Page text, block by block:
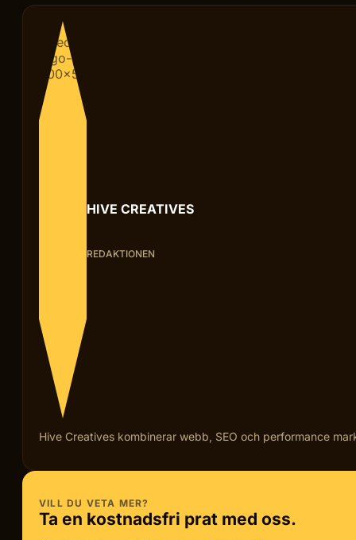
HIVE CREATIVES
REDAKTIONEN
Hive Creatives kombinerar webb, SEO och performance
VILL DU VETA MER?
Ta en kostnadsfri prat med oss.